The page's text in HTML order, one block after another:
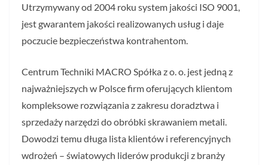
Utrzymywany od 2004 roku system jakości ISO 9001,
jest gwarantem jakości realizowanych usług i daje
poczucie bezpieczeństwa kontrahentom.
Centrum Techniki MACRO Spółka z o. o. jest jedną z
najważniejszych w Polsce firm oferujących klientom
kompleksowe rozwiązania z zakresu doradztwa i
sprzedaży narzędzi do obróbki skrawaniem metali.
Dowodzi temu długa lista klientów i referencyjnych
wdrożeń – światowych liderów produkcji z branży